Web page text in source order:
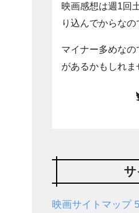
映画感想は週1回
り込んでからなの
マイナー多めな
があるかもしれま
映画サイトマップ